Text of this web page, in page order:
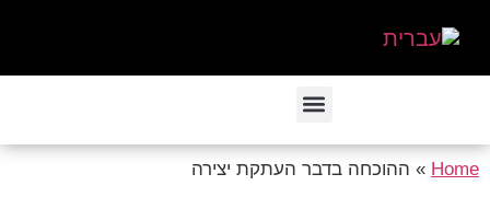
Home
» ההוכחה בדבר העתקת יצירה